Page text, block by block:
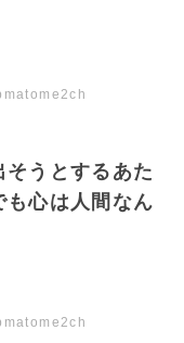
うとするあた
も心は人間なん